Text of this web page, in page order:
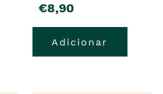
€8,90
Adicionar